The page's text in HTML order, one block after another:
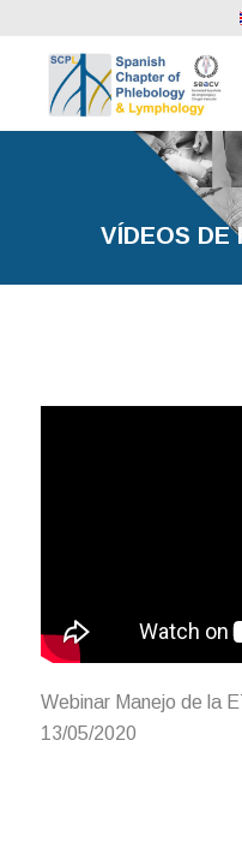
VÍDEOS DE
Webinar Manejo de la
13/05/2020